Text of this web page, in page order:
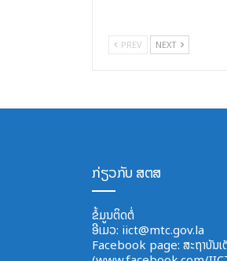
PREV NEXT
ກ່ຽວກັບ ສຕສ
ຂໍ້ມູນຕິດຕໍ່
ອີ​ເມວ: iict@mtc.gov.la
Facebook page: ສະຖາບັນເ